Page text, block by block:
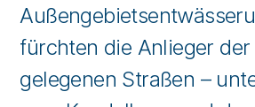
fürchten die Anlieger
gelegenen Straßen –